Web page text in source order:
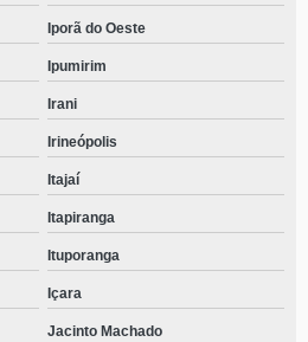
Iporã do Oeste
Ipumirim
Irani
Irineópolis
Itajaí
Itapiranga
Ituporanga
Içara
Jacinto Machado